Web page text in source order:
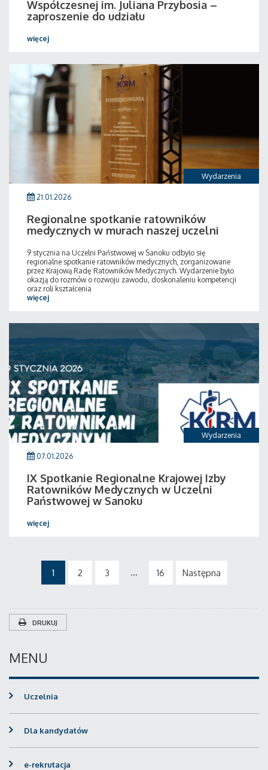
Współczesnej im. Juliana Przybosia –
zaproszenie do udziału
więcej
Wydarzenia
21.01.2026
Regionalne spotkanie ratowników
medycznych w murach naszej uczelni
9 stycznia na Uczelni Państwowej w Sanoku odbyło się
regionalne spotkanie ratowników medycznych, zorganizowane
przez Krajową Radę Ratowników Medycznych. Wydarzenie było
okazją do rozmów o rozwoju zawodu, doskonaleniu kompetencji
oraz roli kształcenia
więcej
Wydarzenia
07.01.2026
IX Spotkanie Regionalne Krajowej Izby
Ratowników Medycznych w Uczelni
Państwowej w Sanoku
więcej
1 2 3 ... 16 Następna
DRUKUJ
MENU
Uczelnia
Dla kandydatów
e-rekrutacja